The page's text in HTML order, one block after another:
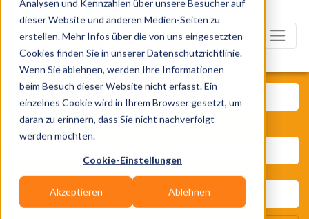
Analysen und Kennzahlen über unsere Besucher auf
dieser Website und anderen Medien-Seiten zu
erstellen. Mehr Infos über die von uns eingesetzten
Cookies finden Sie in unserer Datenschutzrichtlinie.
Wenn Sie ablehnen, werden Ihre Informationen
beim Besuch dieser Website nicht erfasst. Ein
einzelnes Cookie wird in Ihrem Browser gesetzt, um
daran zu erinnern, dass Sie nicht nachverfolgt
werden möchten.
Cookie-Einstellungen
Akzeptieren Ablehnen
Was? Künstler, Zelte, Bands,